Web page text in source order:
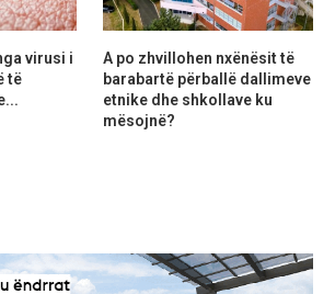
virusi i
të
A po zhvillohen nxënësit të
barabartë përballë dallimeve
etnike dhe shkollave ku
mësojnë?